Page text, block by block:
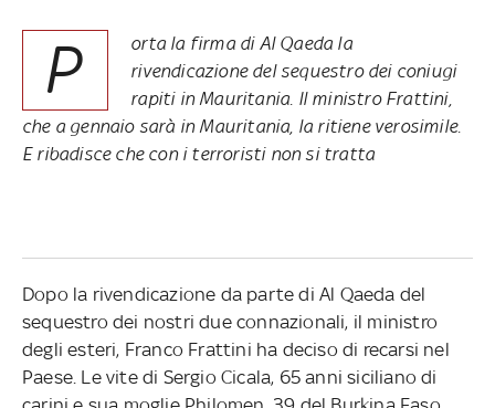
P
orta la firma di Al Qaeda la
rivendicazione del sequestro dei coniugi
rapiti in Mauritania. Il ministro Frattini,
che a gennaio sarà in Mauritania, la ritiene verosimile.
E ribadisce che con i terroristi non si tratta
Dopo la rivendicazione da parte di Al Qaeda del
sequestro dei nostri due connazionali, il ministro
degli esteri, Franco Frattini ha deciso di recarsi nel
Paese. Le vite di Sergio Cicala, 65 anni siciliano di